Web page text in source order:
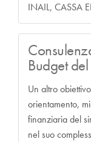
INAIL, CASSA
Budget
Un altro
orientamento,
finanziaria del
nel suo